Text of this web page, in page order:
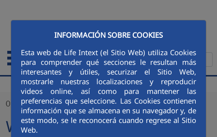
INFORMACIÓN SOBRE COOKIES
Esta web de Life Intext (el Sitio Web) utiliza Cookies
para comprender qué secciones le resultan más
interesantes y útiles, securizar el Sitio Web,
mostrarle nuestras localizaciones y reproducir
videos online, así como para mantener las
preferencias que seleccione. Las Cookies contienen
información que se almacena en su navegador y, de
este modo, se le reconocerá cuando regrese al Sitio
Web.
01/02/2024
Webinar Mare